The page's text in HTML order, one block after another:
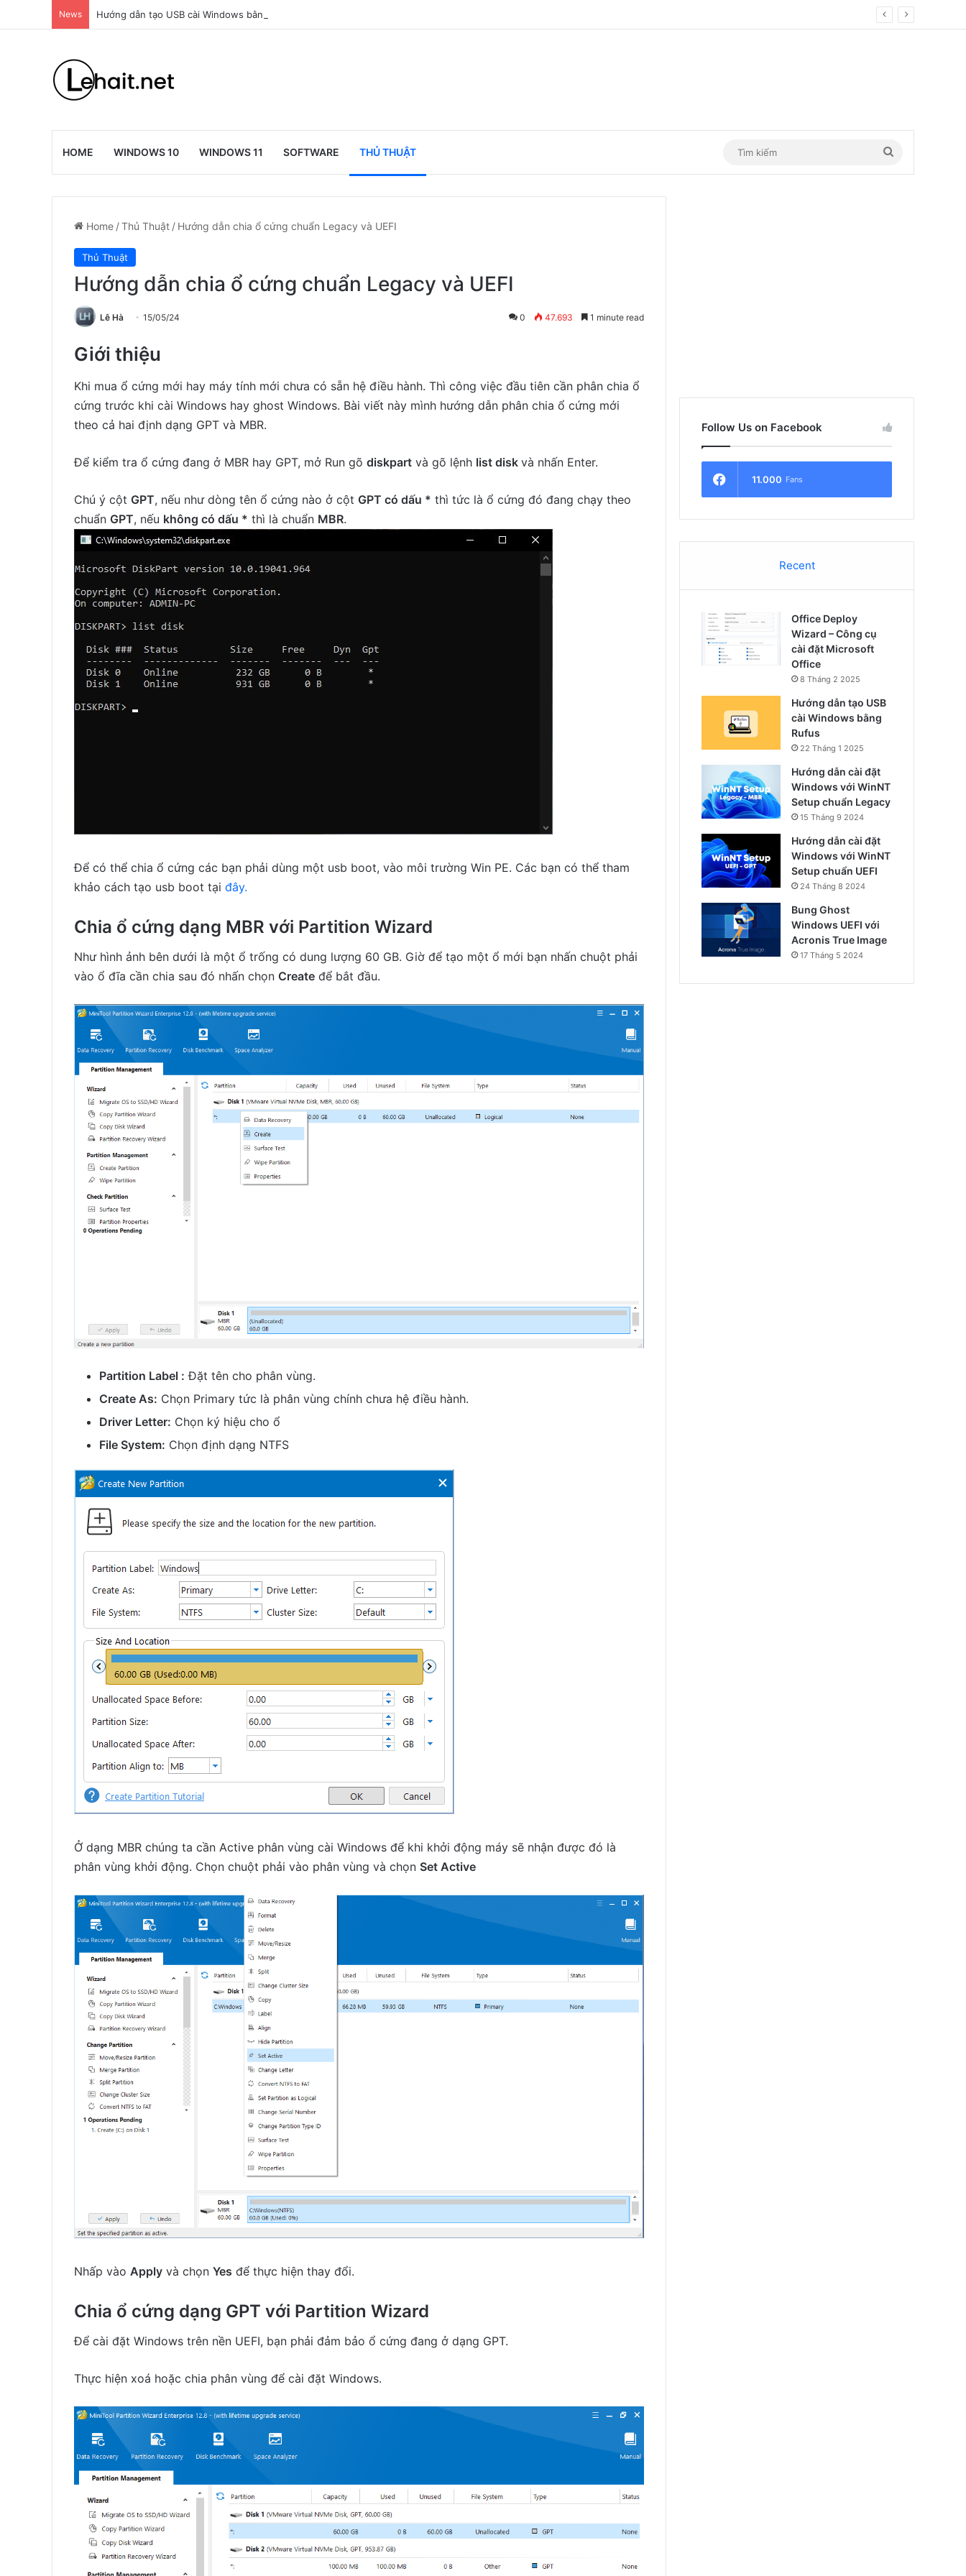
News Hướng dẫn tạo USB cài Windows bằng Rufus
HOME WINDOWS 10 WINDOWS 11 SOFTWARE THỦ THUẬT
kiếm
Home /Thủ Thuật / Hướng dẫn chia ổ cứng chuẩn Legacy và UEFI
Thủ Thuật
Hướng dẫn chia ổ cứng chuẩn Legacy và UEFI
Lê Hà 15/05/24 0 47.693 1 minute read
Giới thiệu
Khi mua ổ cứng mới hay máy tính mới chưa có sẵn hệ điều hành. Thì công việc đầu tiên cần phân chia ổ
cứng trước khi cài Windows hay ghost Windows. Bài viết này mình hướng dẫn phân chia ổ cứng mới
theo cả hai định dạng GPT và MBR.
Để kiểm tra ổ cứng đang ở MBR hay GPT, mở Run gõ diskpart và gõ lệnh list disk và nhấn Enter.
Chú ý cột GPT, nếu như dòng tên ổ cứng nào ở cột GPT có dấu * thì tức là ổ cứng đó đang chạy theo
chuẩn GPT, nếu không có dấu * thì là chuẩn MBR.
Để có thể chia ổ cứng các bạn phải dùng một usb boot, vào môi trường Win PE. Các bạn có thể tham
khảo cách tạo usb boot tại đây.
Chia ổ cứng dạng MBR với Partition Wizard
Như hình ảnh bên dưới là một ổ trống có dung lượng 60 GB. Giờ để tạo một ổ mới bạn nhấn chuột phải
vào ổ đĩa cần chia sau đó nhấn chọn Create để bắt đầu.
Partition Label : Đặt tên cho phân vùng.
Create As: Chọn Primary tức là phân vùng chính chưa hệ điều hành.
Driver Letter: Chọn ký hiệu cho ổ
File System: Chọn định dạng NTFS
Ở dạng MBR chúng ta cần Active phân vùng cài Windows để khi khởi động máy sẽ nhận được đó là
phân vùng khởi động. Chọn chuột phải vào phân vùng và chọn Set Active
Nhấp vào Apply và chọn Yes để thực hiện thay đổi.
Chia ổ cứng dạng GPT với Partition Wizard
Để cài đặt Windows trên nền UEFI, bạn phải đảm bảo ổ cứng đang ở dạng GPT.
Thực hiện xoá hoặc chia phân vùng để cài đặt Windows.
Follow Us on Facebook
11.000 Fans
Recent
Office Deploy
Wizard – Công cụ
cài đặt Microsoft
Office
8 Tháng 2 2025
Hướng dẫn tạo USB
cài Windows bằng
Rufus
22 Tháng 1 2025
Hướng dẫn cài đặt
Windows với WinNT
Setup chuẩn Legacy
15 Tháng 9 2024
Hướng dẫn cài đặt
Windows với WinNT
Setup chuẩn UEFI
24 Tháng 8 2024
Bung Ghost
Windows UEFI với
Acronis True Image
17 Tháng 5 2024